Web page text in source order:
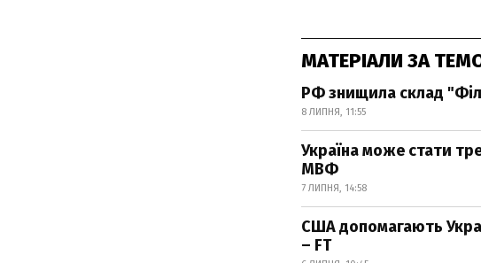
МАТЕРІАЛИ ЗА
РФ знищила склад
8 ЛИПНЯ, 11:55
Україна може стати
МВФ
7 ЛИПНЯ, 14:58
США допомагають
– FT